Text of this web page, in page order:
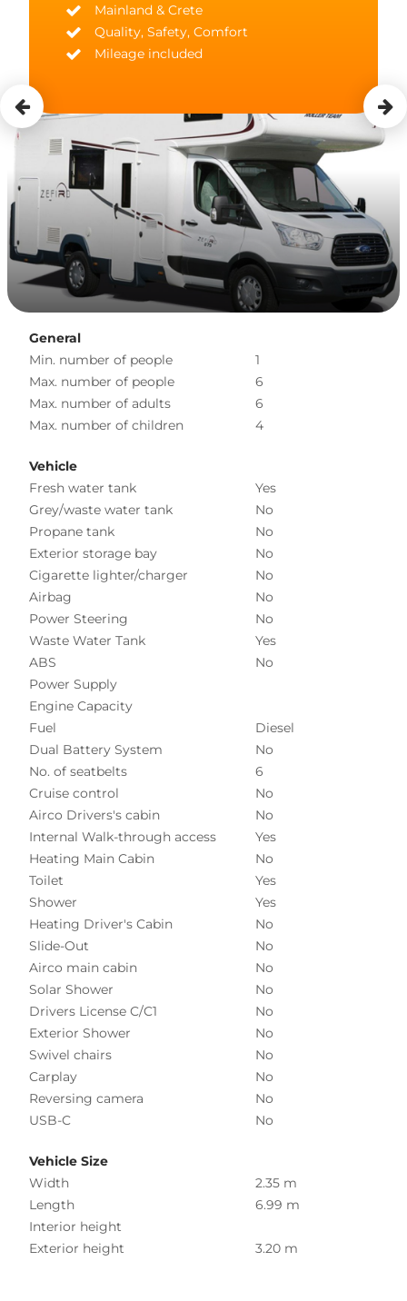
Mainland & Crete
Quality, Safety, Comfort
Mileage included
General
Min. number of people
1
Max. number of people
6
Max. number of adults
6
Max. number of children
4
Vehicle
Fresh water tank
Yes
Grey/waste water tank
No
Propane tank
No
Exterior storage bay
No
Cigarette lighter/charger
No
Airbag
No
Power Steering
No
Waste Water Tank
Yes
ABS
No
Power Supply
Engine Capacity
Fuel
Diesel
Dual Battery System
No
No. of seatbelts
6
Cruise control
No
Airco Drivers's cabin
No
Internal Walk-through access
Yes
Heating Main Cabin
No
Toilet
Yes
Shower
Yes
Heating Driver's Cabin
No
Slide-Out
No
Airco main cabin
No
Solar Shower
No
Drivers License C/C1
No
Exterior Shower
No
Swivel chairs
No
Carplay
No
Reversing camera
No
USB-C
No
Vehicle Size
Width
2.35 m
Length
6.99 m
Interior height
Exterior height
3.20 m